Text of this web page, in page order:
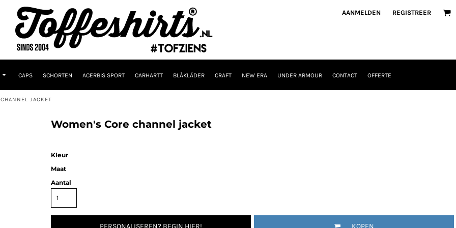
AANMELDEN REGISTREER
CAPS SCHORTEN ACERBIS SPORT CARHARTT BLÅKLÄDER CRAFT NEW ERA UNDER ARMOUR CONTACT OFFERTE
JACKET
Women's Core channel jacket
Kleur
Maat
Aantal
PERSONALISEREN? BEGIN HIER! KOPEN